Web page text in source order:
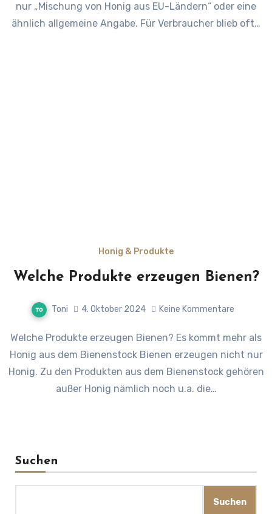
nur „Mischung von Honig aus EU-Ländern“ oder eine
ähnlich allgemeine Angabe. Für Verbraucher blieb oft…
Honig & Produkte
Welche Produkte erzeugen Bienen?
Toni 4. Oktober 2024 Keine Kommentare
Welche Produkte erzeugen Bienen? Es kommt mehr als
Honig aus dem Bienenstock Bienen erzeugen nicht nur
Honig. Zu den Produkten aus dem Bienenstock gehören
außer Honig nämlich noch u.a. die…
Suchen
Suchen